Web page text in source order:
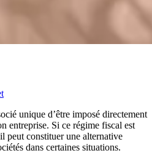
unique d’être imposé directement
entreprise. Si ce régime fiscal est
peut constituer une alternative
dans certaines situations.